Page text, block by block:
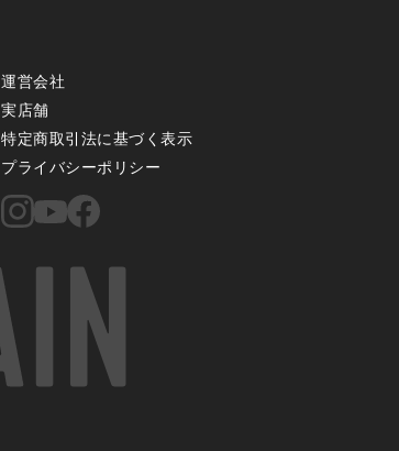
運営会社
実店舗
特定商取引法に基づく表示
プライバシーポリシー